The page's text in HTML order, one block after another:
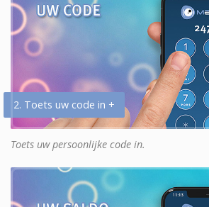
2. Toets uw code in +
Toets uw persoonlijke code in.